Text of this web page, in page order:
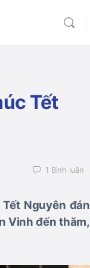
Tết
1 Bình luận
Nguyên đán
Vinh đến thăm,